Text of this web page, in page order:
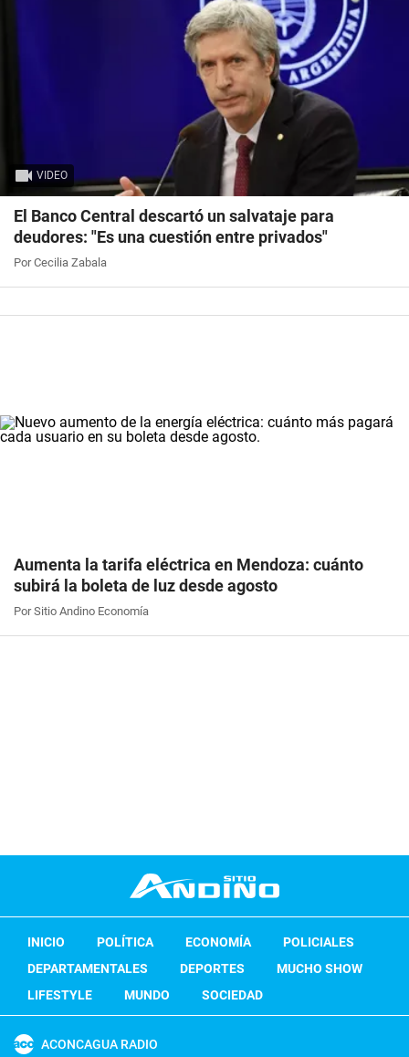
VIDEO
El Banco Central descartó un salvataje para
deudores: "Es una cuestión entre privados"
Por Cecilia Zabala
Aumenta la tarifa eléctrica en Mendoza: cuánto
subirá la boleta de luz desde agosto
Por Sitio Andino Economía
INICIO POLÍTICA ECONOMÍA
POLICIALES
DEPARTAMENTALES
DEPORTES
MUCHO SHOW
LIFESTYLE
MUNDO SOCIEDAD
ACONCAGUA RADIO